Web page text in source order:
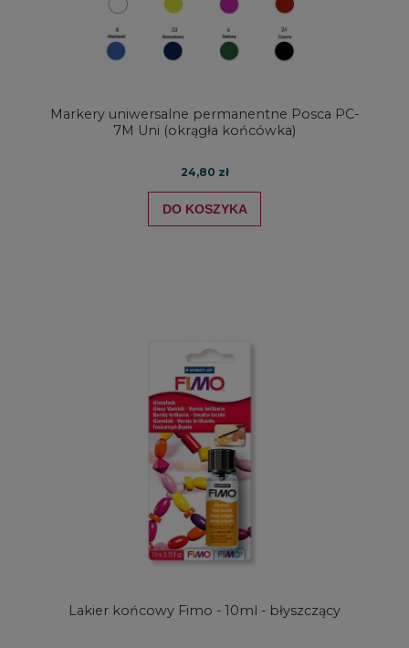
Markery uniwersalne permanentne Posca PC-
7M Uni (okrągła końcówka)
24,80 zł
DO KOSZYKA
Lakier końcowy Fimo - 10ml - błyszczący